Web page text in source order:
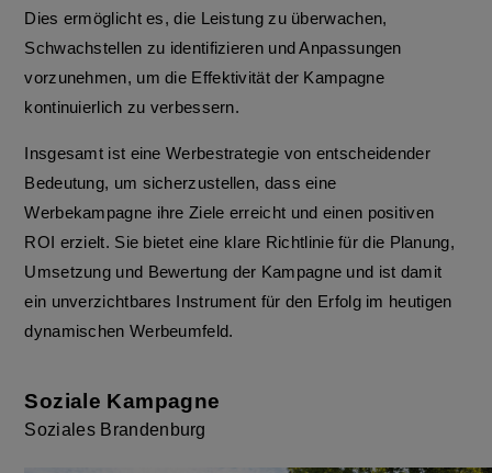
Dies ermöglicht es, die Leistung zu überwachen,
Schwachstellen zu identifizieren und Anpassungen
vorzunehmen, um die Effektivität der Kampagne
kontinuierlich zu verbessern.
Insgesamt ist eine Werbestrategie von entscheidender
Bedeutung, um sicherzustellen, dass eine
Werbekampagne ihre Ziele erreicht und einen positiven
ROI erzielt. Sie bietet eine klare Richtlinie für die Planung,
Umsetzung und Bewertung der Kampagne und ist damit
ein unverzichtbares Instrument für den Erfolg im heutigen
dynamischen Werbeumfeld.
Soziale Kampagne
Soziales Brandenburg